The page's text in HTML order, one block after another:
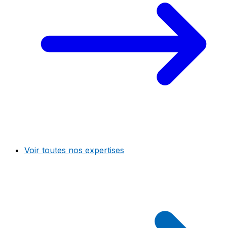
Voir toutes nos expertises